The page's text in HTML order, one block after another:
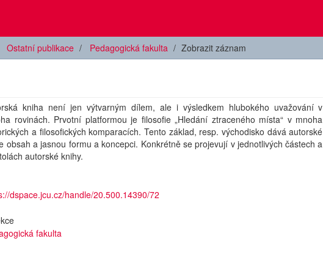
Ostatní publikace Pedagogická fakulta Zobrazit záznam
kniha není jen výtvarným dílem, ale i výsledkem hlubokého uvažování v
rovinách. Prvotní platformou je filosofie „Hledání ztraceného místa“ v mnoha
a filosofických komparacích. Tento základ, resp. východisko dává autorské
obsah a jasnou formu a koncepci. Konkrétně se projevují v jednotlivých částech a
autorské knihy.
dspace.jcu.cz/handle/20.500.14390/72
fakulta